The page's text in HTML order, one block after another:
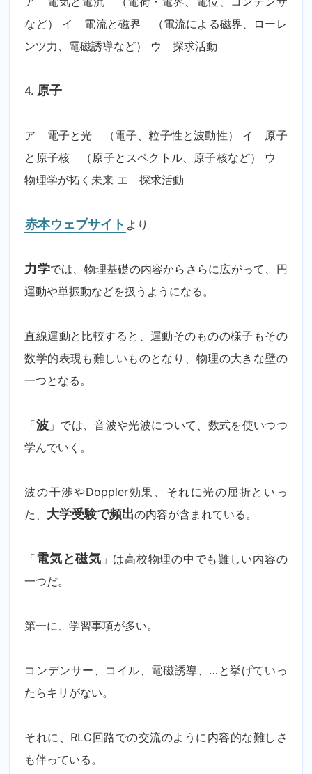
など） イ 電流と磁界 （電流による磁界、ローレ
ンツ力、電磁誘導など） ウ 探求活動
4. 原子
ア 電子と光 （電子、粒子性と波動性） イ 原子
と原子核 （原子とスペクトル、原子核など） ウ
物理学が拓く未来 エ 探求活動
赤本ウェブサイト より
力学では、物理基礎の内容からさらに広がって、円
運動や単振動などを扱うようになる。
直線運動と比較すると、運動そのものの様子もその
数学的表現も難しいものとなり、物理の大きな壁の
一つとなる。
「波 」では、音波や光波について、数式を使いつつ
学んでいく。
波の干渉やDoppler効果、それに光の屈折といっ
た、 大学受験で頻出の内容が含まれている。
「電気と磁気 」は高校物理の中でも難しい内容の
一つだ。
第一に、学習事項が多い。
コンデンサー、コイル、電磁誘導、…と挙げていっ
たらキリがない。
それに、RLC回路での交流のように内容的な難しさ
も伴っている。